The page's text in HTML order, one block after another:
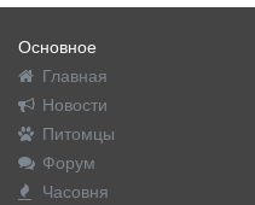
Основное
Главная
Новости
Питомцы
Форум
Часовня